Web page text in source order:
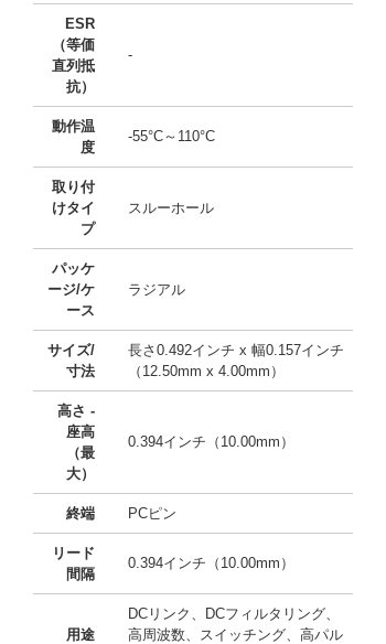
ESR
（等価
直列抵
抗）
-
動作温
度
-55°C～110°C
取り付
けタイ
プ
スルーホール
パッケ
ージ/ケ
ース
ラジアル
サイズ/
寸法
長さ0.492インチ x 幅0.157インチ
（12.50mm x 4.00mm）
高さ -
座高
（最
大）
0.394インチ（10.00mm）
終端 PCピン
リード
間隔
0.394インチ（10.00mm）
用途
DCリンク、DCフィルタリング、
高周波数、スイッチング、高パル